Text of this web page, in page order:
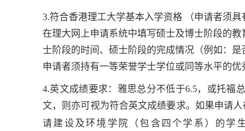
3.符合香港理工大学基本入学资格 （申请者须
在理大网上申请系统中填写硕士及博士阶段的
士阶段的时间、硕士阶段的完成情况（例如：
申请者须持有一等荣誉学士学位或同等水平的
4.英文成绩要求：雅思总分不低于6.5，或托福
文，则亦可视为符合英文成绩要求。如果申请
请建设及环境学院（包含四个学系）的学